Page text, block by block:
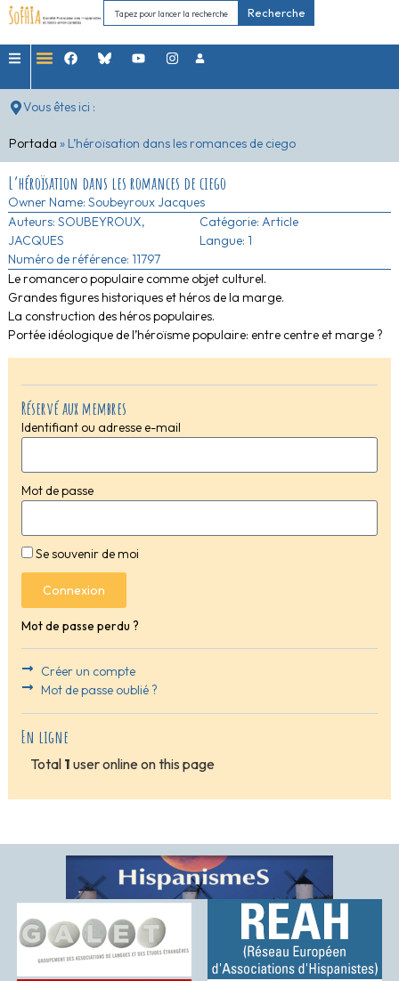
Recherche
Vous êtes ici :
Portada » L’héroïsation dans les romances de ciego
Réservé aux membres
Identifiant ou adresse e-mail
Mot de passe
Se souvenir de moi
Connexion
Mot de passe perdu ?
Créer un compte
Mot de passe oublié ?
En ligne
Total 1 user online on this page
L’héroïsation dans les romances de ciego
Owner Name: Soubeyroux Jacques
Auteurs: SOUBEYROUX,
JACQUES
Numéro de référence: 11797
Catégorie: Article
Langue: 1
Le romancero populaire comme objet culturel.
Grandes figures historiques et héros de la marge.
La construction des héros populaires.
Portée idéologique de l’héroïsme populaire: entre centre et marge ?